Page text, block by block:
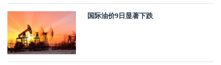
国际油价9日显著下跌